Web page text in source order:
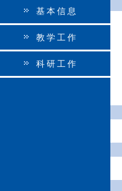
基本信息
教学工作
科研工作